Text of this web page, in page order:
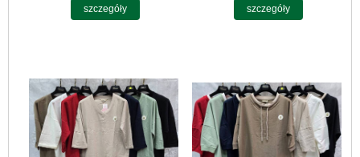
szczegóły szczegóły